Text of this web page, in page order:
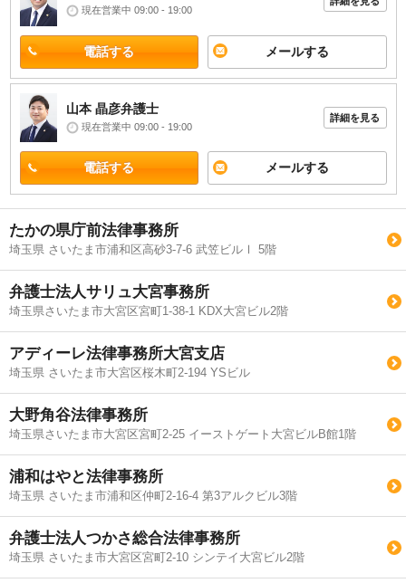
現在営業中 09:00 - 19:00
電話する メールする
山本 晶彦弁護士
現在営業中 09:00 - 19:00
詳細を見る
電話する メールする
たかの県庁前法律事務所
埼玉県 さいたま市浦和区高砂3-7-6 武笠ビルⅠ 5階
弁護士法人サリュ大宮事務所
埼玉県さいたま市大宮区宮町1-38-1 KDX大宮ビル2階
アディーレ法律事務所大宮支店
埼玉県 さいたま市大宮区桜木町2-194 YSビル
大野角谷法律事務所
埼玉県さいたま市大宮区宮町2-25 イーストゲート大宮ビルB館1階
浦和はやと法律事務所
埼玉県 さいたま市浦和区仲町2-16-4 第3アルクビル3階
弁護士法人つかさ総合法律事務所
埼玉県 さいたま市大宮区宮町2-10 シンテイ大宮ビル2階